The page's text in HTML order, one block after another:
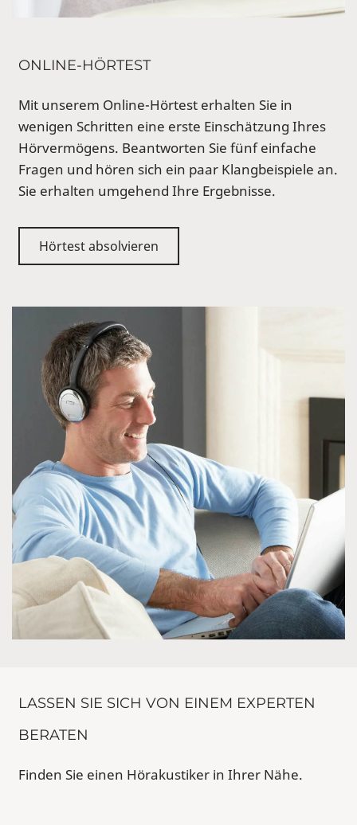
ONLINE-HÖRTEST
Mit unserem Online-Hörtest erhalten Sie in
wenigen Schritten eine erste Einschätzung Ihres
Hörvermögens. Beantworten Sie fünf einfache
Fragen und hören sich ein paar Klangbeispiele an.
Sie erhalten umgehend Ihre Ergebnisse.
Hörtest absolvieren
LASSEN SIE SICH VON EINEM EXPERTEN
BERATEN
Finden Sie einen Hörakustiker in Ihrer Nähe.